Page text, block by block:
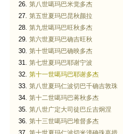
第八世噶玛巴米觉多杰
第五世夏玛巴昆秋颜拉
第九世噶玛巴旺秋多杰
第六世夏玛巴确吉旺秋
第十世噶玛巴确映多杰
第七世夏玛巴耶谢宁波
第十一世噶玛巴耶谢多杰
第八世夏玛仁波切巴千确吉敦珠
第十二世噶玛巴蒋秋多杰
第八世广定大司徒巴丘吉炯涅
第十三世噶玛巴堆督多杰